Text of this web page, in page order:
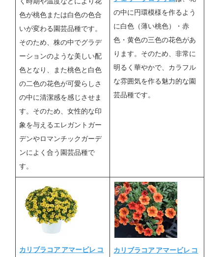
く時期や温度などにより花
色が桃色または白色の色合
いが変わる園芸品種です。
そのため、株の中でグラデ
ーションのような美しい配
色となり、また桃色と白色
の二色の花色が可愛らしさ
の中に清潔感を感じさせま
す。そのため、女性的な印
象を与えるエレガントガー
デンやロマンチックガーデ
ンによく合う園芸品種で
す。
の中に円環模様を作るよう
に白色（薄い桃色）・赤
色・黄色の三色の花色があ
ります。そのため、非常に
明るく華やかで、カラフル
な雰囲気を作る魅力的な園
芸品種です。
カリブラコア アマービレ コ
カリブラコア アマービレ コ